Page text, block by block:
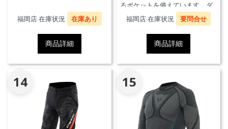
福岡店 在庫状況 在庫あり
商品詳細
るポケットを備えています。ダ
イネーゼのジャケットを接続が
できるファスナーを備えてお
り、AIR FRAME 3 TEX JACKETと
コーディネートが可能です。
福岡店 在庫状況 要問合せ
商品詳細
14 15